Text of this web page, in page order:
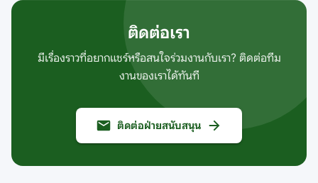
ติดต่อเรา
มีเรื่องราวที่อยากแชร์หรือสนใจร่วมงานกับเรา? ติดต่อทีม
งานของเราได้ทันที
ติดต่อฝ่ายสนับสนุน